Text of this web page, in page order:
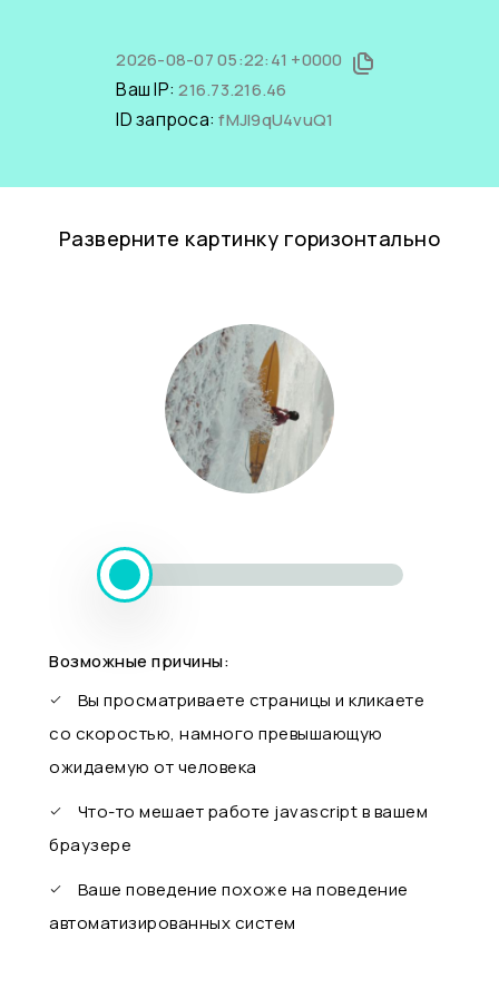
2026-08-07 05:22:41 +0000
Ваш IP:216.73.216.46
ID запроса:fMJl9qU4vuQ1
Разверните картинку горизонтально
Возможные причины:
Вы просматриваете страницы и кликаете
со скоростью, намного превышающую
ожидаемую от человека
Что-то мешает работе javascript в вашем
браузере
Ваше поведение похоже на поведение
автоматизированных систем